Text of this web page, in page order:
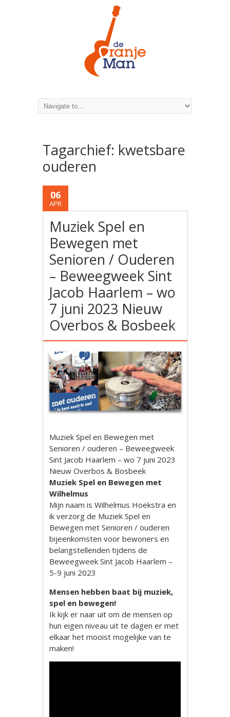
Tagarchief: kwetsbare
ouderen
06
APR
Muziek Spel en
Bewegen met
Senioren / Ouderen
– Beweegweek Sint
Jacob Haarlem – wo
7 juni 2023 Nieuw
Overbos & Bosbeek
Muziek Spel en Bewegen met
Senioren / ouderen – Beweegweek
Sint Jacob Haarlem – wo 7 juni 2023
Nieuw Overbos & Bosbeek
Muziek Spel en Bewegen met
Wilhelmus
Mijn naam is Wilhelmus Hoekstra en
ik verzorg de Muziek Spel en
Bewegen met Senioren / ouderen
bijeenkomsten voor bewoners en
belangstellenden tijdens de
Beweegweek Sint Jacob Haarlem –
5-9 juni 2023
Mensen hebben baat bij muziek,
spel en bewegen!
Ik kijk er naar uit om de mensen op
hun eigen niveau uit te dagen er met
elkaar het mooist mogelijke van te
maken!